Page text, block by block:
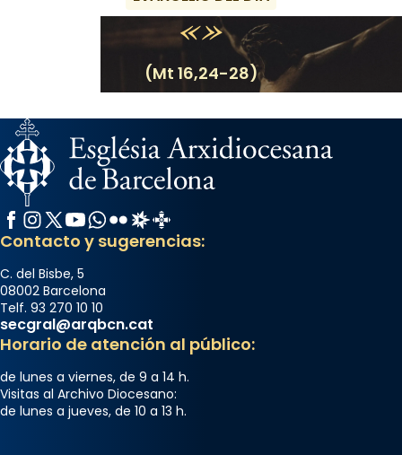
(Mt 16,24-28)
Facebook
Instagram
X / Twitter
YouTube
WhatsApp
FlickrRadio Estel
Catalunya Cristiana
Contacto y sugerencias:
C. del Bisbe, 5
08002 Barcelona
Telf. 93 270 10 10
secgral@arqbcn.cat
Horario de atención al público:
de lunes a viernes, de 9 a 14 h.
Visitas al Archivo Diocesano:
de lunes a jueves, de 10 a 13 h.